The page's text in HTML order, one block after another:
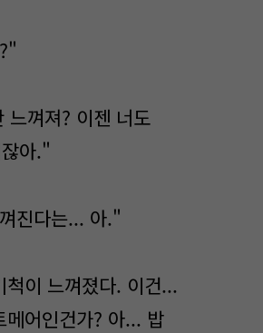
느껴져? 이젠 너도
아."
진다는... 아."
척이 느껴졌다. 이건...
메어인건가? 아... 밥